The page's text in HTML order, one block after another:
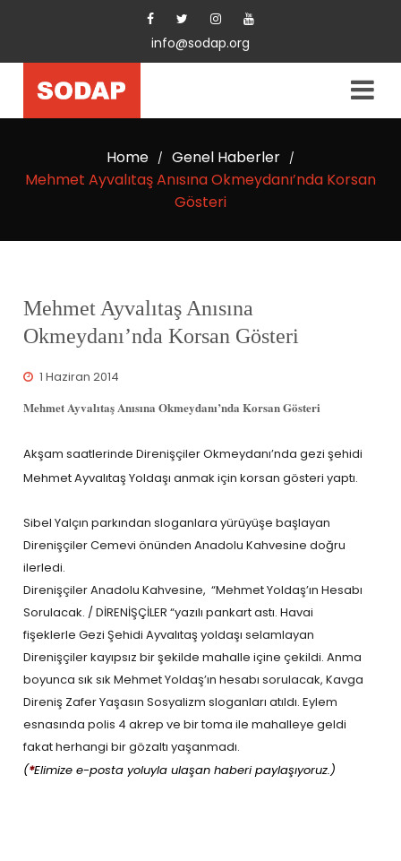
info@sodap.org
Home / Genel Haberler /
Mehmet Ayvalıtaş Anısına Okmeydanı’nda Korsan
Gösteri
Mehmet Ayvalıtaş Anısına
Okmeydanı’nda Korsan Gösteri
1 Haziran 2014
Mehmet Ayvalıtaş Anısına Okmeydanı’nda Korsan Gösteri
Akşam saatlerinde Direnişçiler Okmeydanı’nda gezi şehidi
Mehmet Ayvalıtaş Yoldaşı anmak için korsan gösteri yaptı.
Sibel Yalçın parkından sloganlara yürüyüşe başlayan
Direnişçiler Cemevi önünden Anadolu Kahvesine doğru
ilerledi.
Direnişçiler Anadolu Kahvesine, “Mehmet Yoldaş’ın Hesabı
Sorulacak. / DİRENİŞÇİLER “yazılı pankart astı. Havai
fişeklerle Gezi Şehidi Ayvalıtaş yoldaşı selamlayan
Direnişçiler kayıpsız bir şekilde mahalle içine çekildi. Anma
boyunca sık sık Mehmet Yoldaş’ın hesabı sorulacak, Kavga
Direniş Zafer Yaşasın Sosyalizm sloganları atıldı. Eylem
esnasında polis 4 akrep ve bir toma ile mahalleye geldi
fakat herhangi bir gözaltı yaşanmadı.
(*Elimize e-posta yoluyla ulaşan haberi paylaşıyoruz.)